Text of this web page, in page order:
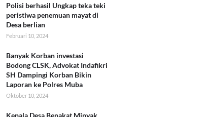
Polisi berhasil Ungkap teka teki
peristiwa penemuan mayat di
Desa berlian
Februari 10, 2024
Banyak Korban investasi
Bodong CLSK, Advokat Indafikri
SH Dampingi Korban Bikin
Laporan ke Polres Muba
Oktober 10, 2024
Kepala Desa Benakat Minyak